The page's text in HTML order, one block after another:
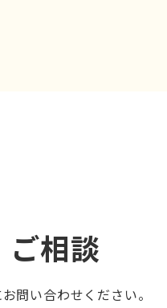
相談
問い合わせください。